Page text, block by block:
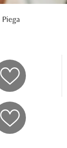
Piega